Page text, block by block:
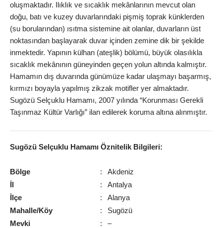
oluşmaktadır. Ilıklık ve sıcaklık mekânlarının mevcut olan
doğu, batı ve kuzey duvarlarındaki pişmiş toprak künklerden
(su borularından) ısıtma sistemine ait olanlar, duvarların üst
noktasından başlayarak duvar içinden zemine dik bir şekilde
inmektedir. Yapının külhan (ateşlik) bölümü, büyük olasılıkla
sıcaklık mekânının güneyinden geçen yolun altında kalmıştır.
Hamamın dış duvarında günümüze kadar ulaşmayı başarmış,
kırmızı boyayla yapılmış zikzak motifler yer almaktadır.
Sugözü Selçuklu Hamamı, 2007 yılında “Korunması Gerekli
Taşınmaz Kültür Varlığı” ilan edilerek koruma altına alınmıştır.
Sugözü Selçuklu Hamamı Öznitelik Bilgileri:
Bölge :
Akdeniz
İl
:
Antalya
İlçe
:
Alanya
Mahalle/Köy
:
Sugözü
Mevki
:
–